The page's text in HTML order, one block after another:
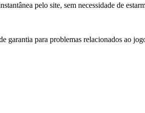
pelo site, sem necessidade de
garantia para problemas relacionados ao